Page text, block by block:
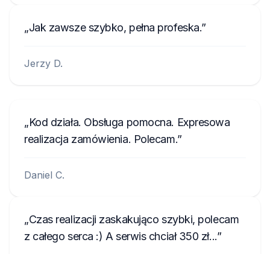
Jak zawsze szybko, pełna profeska.
Jerzy D.
Kod działa. Obsługa pomocna. Expresowa
realizacja zamówienia. Polecam.
Daniel C.
Czas realizacji zaskakująco szybki, polecam
z całego serca :) A serwis chciał 350 zł...